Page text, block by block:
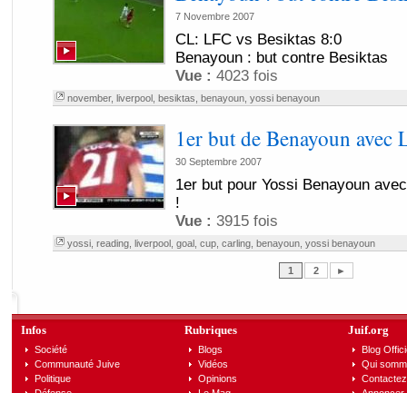
7 Novembre 2007
CL: LFC vs Besiktas 8:0
Benayoun : but contre Besiktas
Vue : 4023 fois
november, liverpool, besiktas benayoun, yossi benayoun
1er but de Benayoun
30 Septembre 2007
1er but pour Yossi Benayoun
!
Vue : 3915 fois
yossi, reading, liverpool, goal, cup, carling, benayoun, yossi benayoun
1 2 ►
Infos
Société
Communauté Juive
Politique
Rubriques
Blogs
Vidéos
Opinions
Juif.org
Blog
Qui